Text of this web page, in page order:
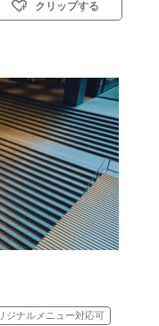
クリップする
ジナルメニュー対応可